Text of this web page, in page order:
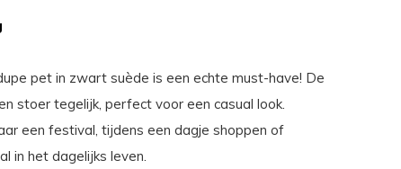
pet in zwart suède is een echte must-have! De
stoer tegelijk, perfect voor een casual look.
een festival, tijdens een dagje shoppen of
in het dagelijks leven.